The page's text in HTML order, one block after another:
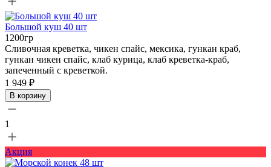
Большой куш 40 шт
1200гр
Сливочная креветка, чикен спайс, мексика, гункан краб,
гункан чикен спайс, клаб курица, клаб креветка-краб,
запеченный с креветкой.
1 949 ₽
В корзину
1
Акция